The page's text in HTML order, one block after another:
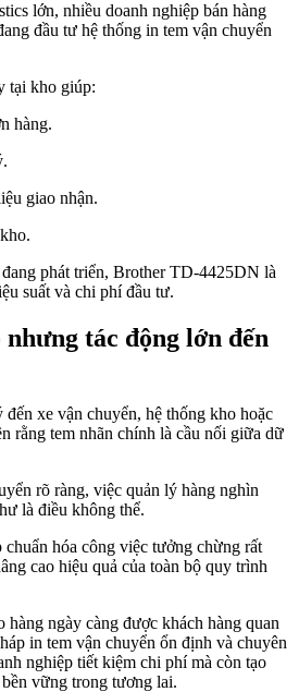
lớn, nhiều doanh nghiệp bán hàng
đầu tư hệ thống in tem vận chuyển
tại kho giúp:
hàng.
giao nhận.
phát triển, Brother TD-4425DN là
suất và chi phí đầu tư.
tác động lớn đến
xe vận chuyển, hệ thống kho hoặc
rằng tem nhãn chính là cầu nối giữa dữ
rõ ràng, việc quản lý hàng nghìn
là điều không thể.
hóa công việc tưởng chừng rất
cao hiệu quả của toàn bộ quy trình
hàng ngày càng được khách hàng quan
in tem vận chuyển ổn định và chuyên
nghiệp tiết kiệm chi phí mà còn tạo
vững trong tương lai.